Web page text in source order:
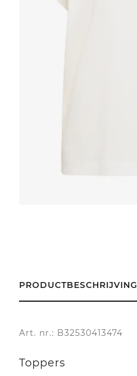
PRODUCTBESCHRIJVING
Art. nr.: B32530413474
Toppers